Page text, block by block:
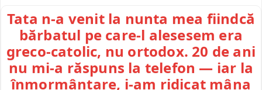
Tata n-a venit la nunta mea fiindcă
bărbatul pe care-l alesesem era
greco-catolic, nu ortodox. 20 de ani
nu mi-a răspuns la telefon — iar la
înmormântare, i-am ridicat mâna